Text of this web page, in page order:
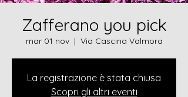
Zafferano you pick
mar 01 nov
  |
Via Cascina Valmora
La registrazione è stata chiusa
Scopri gli altri eventi